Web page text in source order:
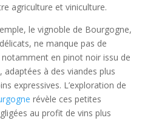
agriculture et viniculture.
le vignoble de Bourgogne,
ne manque pas de
en pinot noir issu de
adaptées à des viandes plus
expressives. L’exploration de
révèle ces petites
au profit de vins plus